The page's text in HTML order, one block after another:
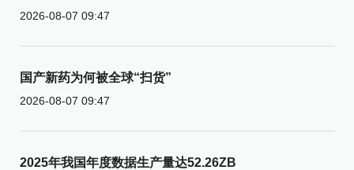
2026-08-07 09:47
国产新药为何被全球“扫货”
2026-08-07 09:47
2025年我国年度数据生产量达52.26ZB